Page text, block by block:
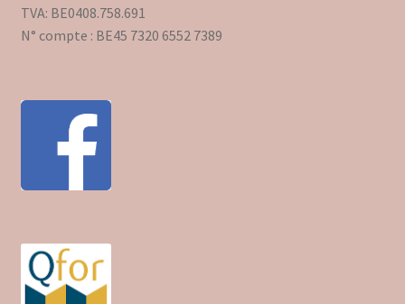
TVA: BE0408.758.691
N° compte : BE45 7320 6552 7389